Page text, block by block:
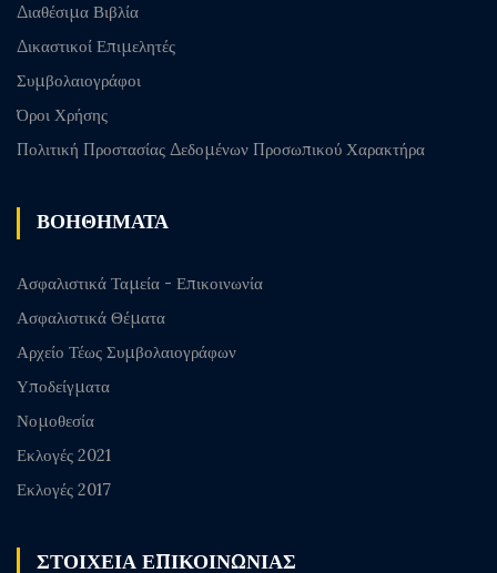
Διαθέσιμα Βιβλία
Δικαστικοί Επιμελητές
Συμβολαιογράφοι
Όροι Χρήσης
Πολιτική Προστασίας Δεδομένων Προσωπικού Χαρακτήρα
ΒΟΗΘΗΜΑΤΑ
Ασφαλιστικά Ταμεία - Επικοινωνία
Ασφαλιστικά Θέματα
Αρχείο Τέως Συμβολαιογράφων
Υποδείγματα
Νομοθεσία
Εκλογές 2021
Εκλογές 2017
ΣΤΟΙΧΕΙΑ ΕΠΙΚΟΙΝΩΝΙΑΣ